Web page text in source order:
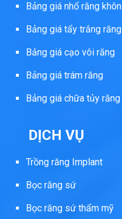
Bảng giá nhổ răng khôn
Bảng giá tẩy trắng răng
Bảng giá cạo vôi răng
Bảng giá trám răng
Bảng giá chữa tủy răng
DỊCH VỤ
Trồng răng Implant
Bọc răng sứ
Bọc răng sứ thẩm mỹ